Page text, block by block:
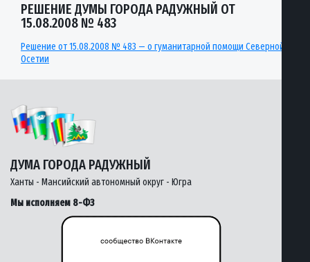
РЕШЕНИЕ ДУМЫ ГОРОДА РАДУЖНЫЙ ОТ
15.08.2008 № 483
Решение от 15.08.2008 № 483 — о гуманитарной помощи Северной
Осетии
ДУМА ГОРОДА РАДУЖНЫЙ
Ханты - Мансийский автономный округ - Югра
Мы исполняем 8-ФЗ